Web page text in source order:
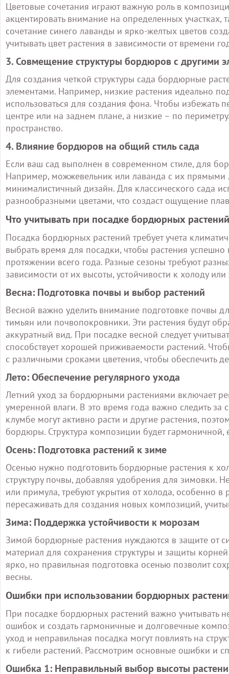
Цветовые сочетания играют важную роль в
акцентировать внимание на определенных
сочетание синего лаванды и ярко-желтых цветов
учитывать цвет растения в зависимости от времени
3. Совмещение структуры бордюров с другими
Для создания четкой структуры сада бордюрные
элементами. Например, низкие растения идеально
использоваться для создания фона. Чтобы избежать
центре или на заднем плане, а низкие – по
пространство.
4. Влияние бордюров на общий стиль сада
Если ваш сад выполнен в современном стиле, для
Например, можжевельник или лаванда с их
минималистичный дизайн. Для классического сада
разнообразными цветами, что создаст ощущение
Что учитывать при посадке бордюрных
Посадка бордюрных растений требует учета
выбрать время для посадки, чтобы растения
протяжении всего года. Разные сезоны требуют
зависимости от их высоты, устойчивости к холоду
Весна: Подготовка почвы и выбор растений
Весной важно уделить внимание подготовке почвы
тимьян или почвопокровники. Эти растения будут
аккуратный вид. При посадке весной следует
способствует хорошей приживаемости растений.
с различными сроками цветения, чтобы обеспечить
Лето: Обеспечение регулярного ухода
Летний уход за бордюрными растениями включает
умеренной влаги. В это время года важно следить
клумбе могут активно расти и другие растения,
бордюры. Структура композиции будет гармоничной,
Осень: Подготовка растений к зиме
Осенью нужно подготовить бордюрные растения к
структуру почвы, добавляя удобрения для зимовки.
или примула, требуют укрытия от холода, особенно
пересаживать для создания новых композиций,
Зима: Поддержка устойчивости к морозам
Зимой бордюрные растения нуждаются в защите от
материал для сохранения структуры и защиты
ярко, но правильная подготовка осенью позволит
весны.
Ошибки при использовании бордюрных
При посадке бордюрных растений важно учитывать
ошибок и создать гармоничные и долговечные
уход и неправильная посадка могут повлиять на
к гибели растений. Рассмотрим основные ошибки и
Ошибка 1: Неправильный выбор высоты